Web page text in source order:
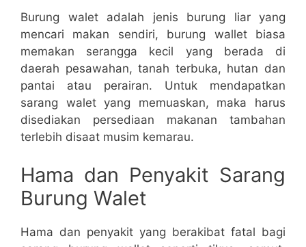
Burung walet adalah jenis burung liar yang
mencari makan sendiri, burung wallet biasa
memakan serangga kecil yang berada di
daerah pesawahan, tanah terbuka, hutan dan
pantai atau perairan. Untuk mendapatkan
sarang walet yang memuaskan, maka harus
disediakan persediaan makanan tambahan
terlebih disaat musim kemarau.
Hama dan Penyakit Sarang
Burung Walet
Hama dan penyakit yang berakibat fatal bagi